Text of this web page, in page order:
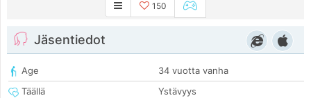
150
Jäsentiedot
Age
34 vuotta vanha
Täällä
Ystävyys